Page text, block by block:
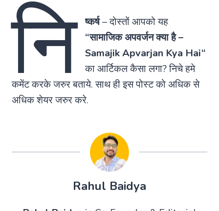
नि ष्कर्ष–दोस्तों आपको यह
“सामाजिक अपवर्जन क्या है –
Samajik Apvarjan Kya Hai“
का आर्टिकल कैसा लगा? निचे हमे
कमेंट करके जरुर बताये. साथ ही इस पोस्ट को अधिक से
अधिक शेयर जरुर करे.
Rahul Baidya